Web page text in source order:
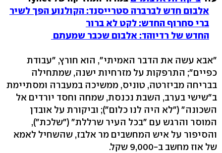
אלבום חדש לברברה סטרייסנד: הקולנוע הפך לשיר
ברי סחרוף החדש: לקט לא ברור
החדש של רדיוהד: אלבום שכבר שמעתם
"אבא עשה את הדבר האמיתי", הוא חורץ, "עבודת
כפיים"; התרפקות על מזרחיות ישנה, שמתחילה
בבריחה מביזרטה, טוניס, ממשיכה במעברה ומסתיימת
ב"שישי בערב, השבת נכנסת, שמחה וחסד יורדים אל
השכונה" ("לא היה לנו כלום"); וביקורת על אובדן
המוסר והרגש עם "בכל העיר שרללת" ("שלכת"),
והסיפור על איש המחשבים מר אלבז, שהשחיל לאמא
של אוז מחשב ב-9,000 שקל.